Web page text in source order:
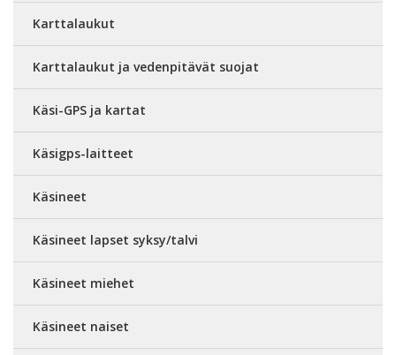
Karttalaukut
Karttalaukut ja vedenpitävät suojat
Käsi-GPS ja kartat
Käsigps-laitteet
Käsineet
Käsineet lapset syksy/talvi
Käsineet miehet
Käsineet naiset